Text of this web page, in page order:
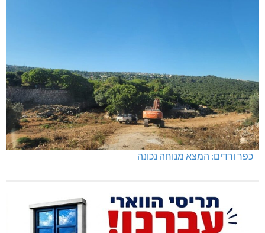
כפר ורדים: המצא מנוחה נכונה